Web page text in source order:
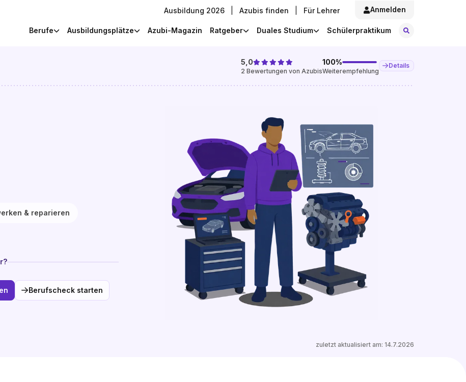
Ausbildung 2026 Azubis finden Für Lehrer Anmelden
Berufe Ausbildungsplätze Azubi-Magazin Ratgeber Duales Studium Schülerpraktikum
5,0
2 Bewertungen von Azubis
100%
Weiterempfehlung
Details
& reparieren
Berufscheck starten
zuletzt aktualisiert am: 14.7.2026